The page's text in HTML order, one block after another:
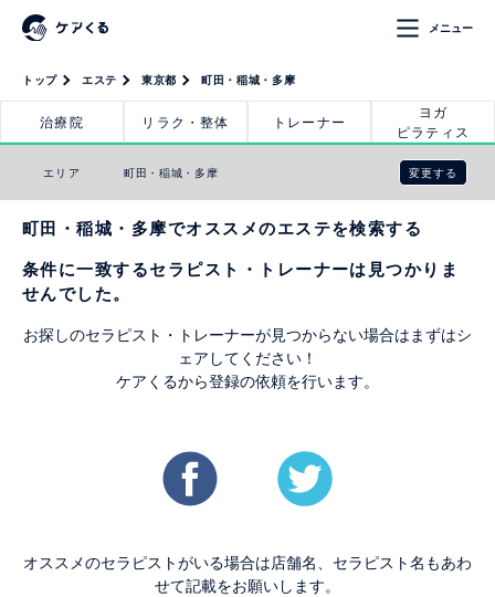
メニュー
トップ エステ 東京都 町田・稲城・多摩
治療院 リラク・整体 トレーナー
ヨガ
ピラティス
エリア 町田・稲城・多摩 変更する
町田・稲城・多摩でオススメのエステを検索する
条件に一致するセラピスト・トレーナーは見つかりま
せんでした。
お探しのセラピスト・トレーナーが見つからない場合はまずはシ
ェアしてください！
ケアくるから登録の依頼を行います。
オススメのセラピストがいる場合は店舗名、セラピスト名もあわ
せて記載をお願いします。